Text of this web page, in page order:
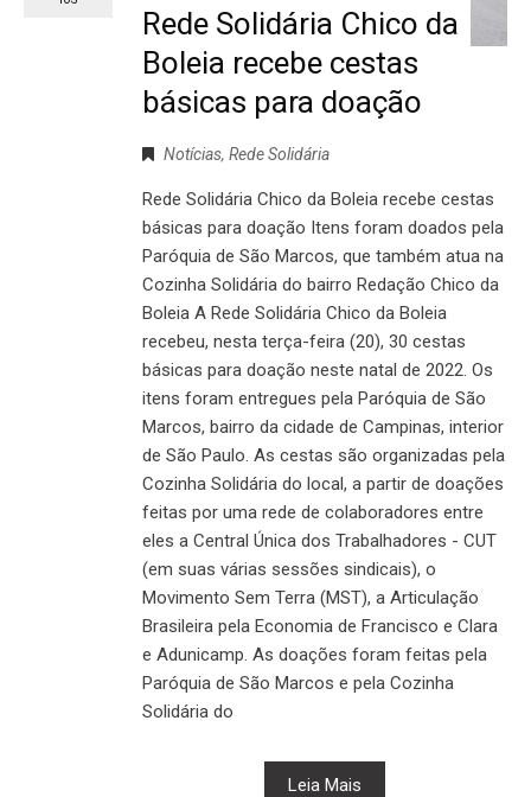
Rede Solidária Chico da
Boleia recebe cestas
básicas para doação
Notícias, Rede Solidária
Rede Solidária Chico da Boleia recebe cestas
básicas para doação Itens foram doados pela
Paróquia de São Marcos, que também atua na
Cozinha Solidária do bairro Redação Chico da
Boleia A Rede Solidária Chico da Boleia
recebeu, nesta terça-feira (20), 30 cestas
básicas para doação neste natal de 2022. Os
itens foram entregues pela Paróquia de São
Marcos, bairro da cidade de Campinas, interior
de São Paulo. As cestas são organizadas pela
Cozinha Solidária do local, a partir de doações
feitas por uma rede de colaboradores entre
eles a Central Única dos Trabalhadores - CUT
(em suas várias sessões sindicais), o
Movimento Sem Terra (MST), a Articulação
Brasileira pela Economia de Francisco e Clara
e Adunicamp. As doações foram feitas pela
Paróquia de São Marcos e pela Cozinha
Solidária do
Leia Mais